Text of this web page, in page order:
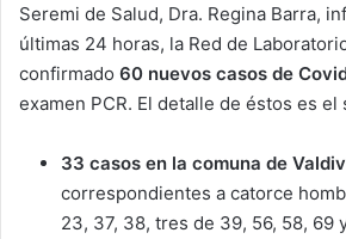
Seremi de Salud, Dra. Regina Barra,
últimas 24 horas, la Red de
confirmado 60 nuevos casos de
examen PCR. El detalle de éstos es el
33 casos en la comuna de
correspondientes a catorce
23, 37, 38, tres de 39, 56, 58, 69